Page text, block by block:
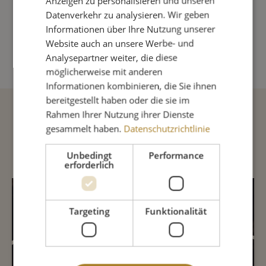
Produkt Anzahl: Gib den
IN DEN WARENKORB
Beschreibung
INHALTSSTOFFE
Datenverkehr zu analysieren. Wir geben
Informationen über Ihre Nutzung unserer
Website auch an unsere Werbe- und
Analysepartner weiter, die diese
möglicherweise mit anderen
Informationen kombinieren, die Sie ihnen
bereitgestellt haben oder die sie im
Rahmen Ihrer Nutzung ihrer Dienste
gesammelt haben. Datenschutzrichtlinie
Unbedingt
erforderlich
Performance
Targeting Funktionalität